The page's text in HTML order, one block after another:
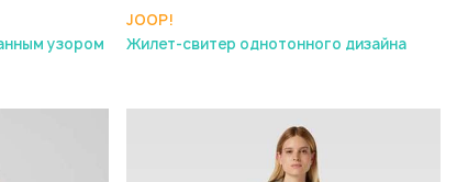
узором
JOOP!
Жилет-свитер однотонного дизайна